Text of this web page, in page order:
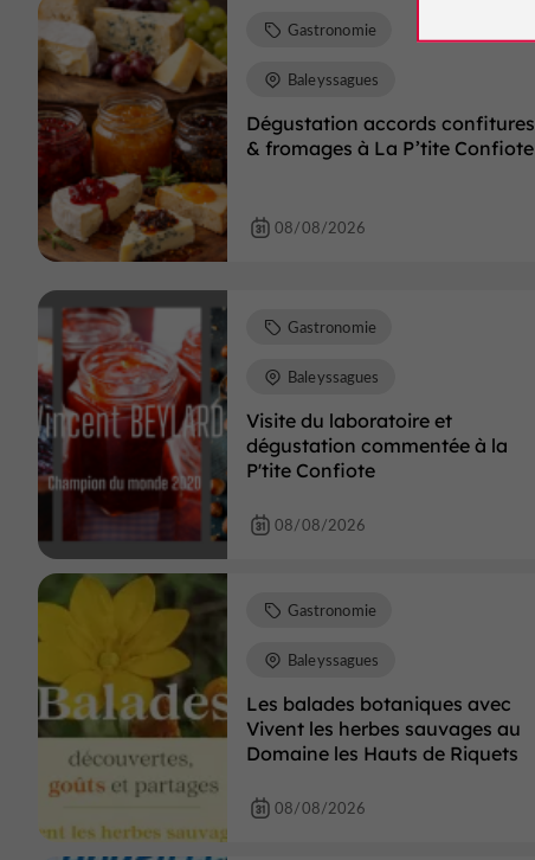
Dégustation accords confitures
& fromages à La P’tite Confiote
Gastronomie
Baleyssagues
08/08/2026
Visite du laboratoire et
dégustation commentée à la
P'tite Confiote
Gastronomie
Baleyssagues
08/08/2026
Les balades botaniques avec
Vivent les herbes sauvages au
Domaine les Hauts de Riquets
Gastronomie
Baleyssagues
08/08/2026